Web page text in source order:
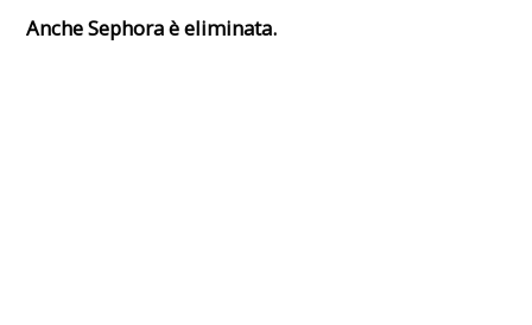
Anche Sephora è eliminata.